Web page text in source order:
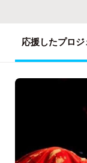
応援したプロジ